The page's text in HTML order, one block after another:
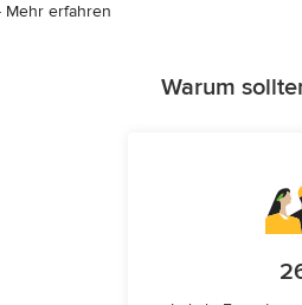
Mehr erfahren
Warum